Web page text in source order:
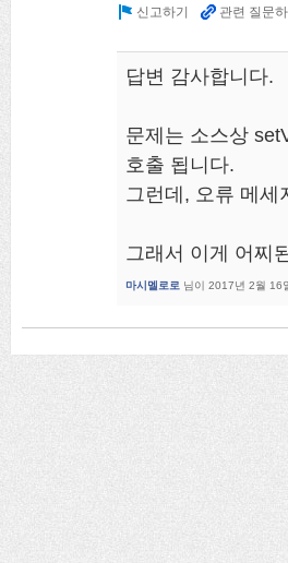
답변 감사합니다.
문제는 소스상
호출 됩니다.
그런데, 오류 메
그래서 이게 어찌
마시멜로로 님이 2017년 2월 16